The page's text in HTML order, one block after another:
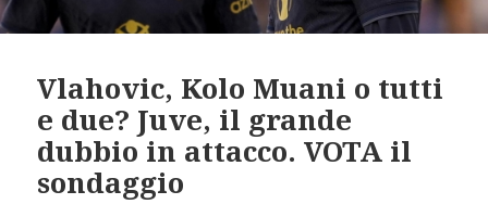
Vlahovic, Kolo Muani o tutti
e due? Juve, il grande
dubbio in attacco. VOTA il
sondaggio